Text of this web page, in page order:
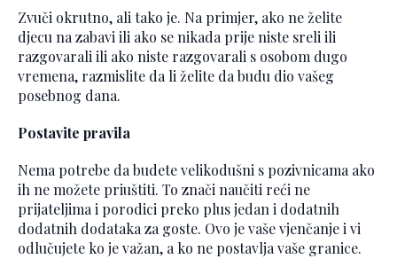
Zvuči okrutno, ali tako je. Na primjer, ako ne želite
djecu na zabavi ili ako se nikada prije niste sreli ili
razgovarali ili ako niste razgovarali s osobom dugo
vremena, razmislite da li želite da budu dio vašeg
posebnog dana.
Postavite pravila
Nema potrebe da budete velikodušni s pozivnicama ako
ih ne možete priuštiti. To znači naučiti reći ne
prijateljima i porodici preko plus jedan i dodatnih
dodatnih dodataka za goste. Ovo je vaše vjenčanje i vi
odlučujete ko je važan, a ko ne postavlja vaše granice.